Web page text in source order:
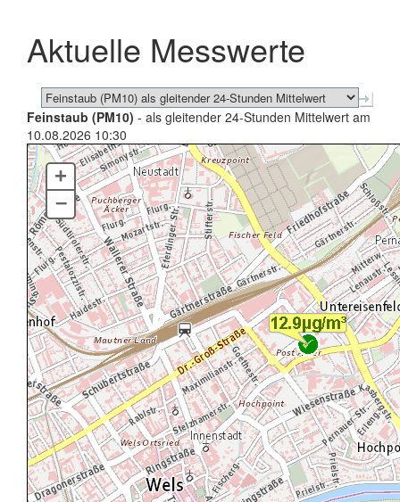
schließen
Aktuelle Messwerte
Feinstaub (PM10) - als gleitender 24-Stunden Mittelwert am
10.08.2026 10:30
+
–